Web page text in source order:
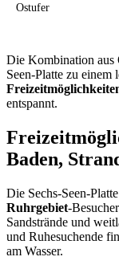
Ostufer
Die Kombination aus
Seen-Platte zu
entspannt.
Baden,
Die Sechs-Seen-
Ruhrgebiet-
Sandstrände und
und Ruhesuchende
am Wasser.